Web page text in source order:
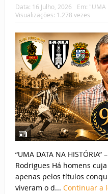
Data: 16 Julho, 2026 Em: "UMA
Visualizações: 1.278 vezes
“UMA DATA NA
Rodrigues Há homens
apenas pelos títulos
viveram o d... Continuar a